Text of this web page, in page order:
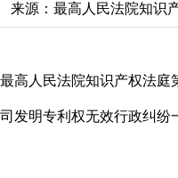
来源：最高人民法院知识
高人民法院知识产权法
发明专利权无效行政纠纷